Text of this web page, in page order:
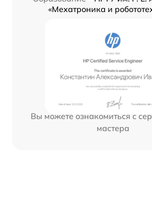
«Мехатроника и
Вы можете ознакомиться с
мастера